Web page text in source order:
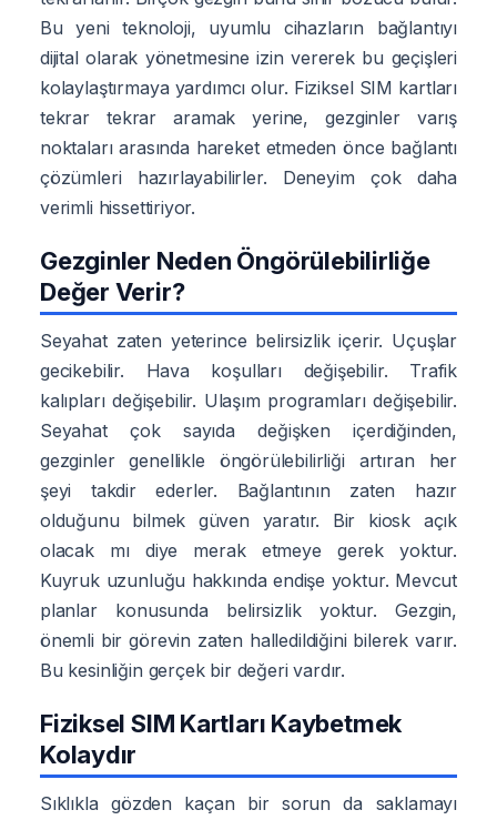
Bu yeni teknoloji, uyumlu cihazların bağlantıyı
dijital olarak yönetmesine izin vererek bu geçişleri
kolaylaştırmaya yardımcı olur. Fiziksel SIM kartları
tekrar tekrar aramak yerine, gezginler varış
noktaları arasında hareket etmeden önce bağlantı
çözümleri hazırlayabilirler. Deneyim çok daha
verimli hissettiriyor.
Gezginler Neden Öngörülebilirliğe
Değer Verir?
Seyahat zaten yeterince belirsizlik içerir. Uçuşlar
gecikebilir. Hava koşulları değişebilir. Trafik
kalıpları değişebilir. Ulaşım programları değişebilir.
Seyahat çok sayıda değişken içerdiğinden,
gezginler genellikle öngörülebilirliği artıran her
şeyi takdir ederler. Bağlantının zaten hazır
olduğunu bilmek güven yaratır. Bir kiosk açık
olacak mı diye merak etmeye gerek yoktur.
Kuyruk uzunluğu hakkında endişe yoktur. Mevcut
planlar konusunda belirsizlik yoktur. Gezgin,
önemli bir görevin zaten halledildiğini bilerek varır.
Bu kesinliğin gerçek bir değeri vardır.
Fiziksel SIM Kartları Kaybetmek
Kolaydır
Sıklıkla gözden kaçan bir sorun da saklamayı